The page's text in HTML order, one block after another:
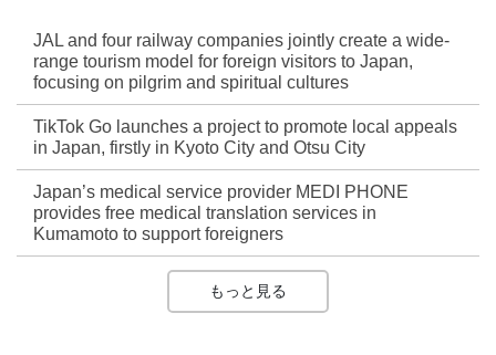
JAL and four railway companies jointly create a wide-
range tourism model for foreign visitors to Japan,
focusing on pilgrim and spiritual cultures
TikTok Go launches a project to promote local appeals
in Japan, firstly in Kyoto City and Otsu City
Japan’s medical service provider MEDI PHONE
provides free medical translation services in
Kumamoto to support foreigners
もっと見る